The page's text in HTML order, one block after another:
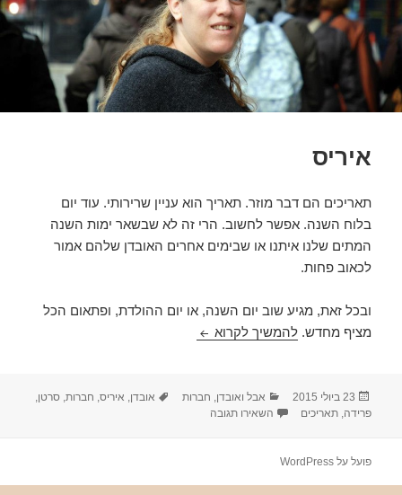
איריס
תאריכים הם דבר מוזר. תאריך הוא עניין שרירותי. עוד יום
בלוח השנה. אפשר לחשוב. הרי זה לא שבשאר ימות השנה
המתים שלנו איתנו או שבימים אחרים האובדן שלהם אמור
לכאוב פחות.
ובכל זאת, מגיע שוב יום השנה, או יום ההולדת, ופתאום הכל
מציף מחדש.להמשיך לקרוא איריס
פורסם
בתאריך
23 ביולי 2015 קטגוריות
אבל ואובדן, חברות תגיות
אובדן, איריס, חברות,סרטן,
פרידה,תאריכים השאירו תגובה
פועל על WordPress